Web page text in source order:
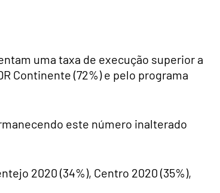
uma taxa de execução superior a
Continente (72%) e pelo programa
este número inalterado
2020 (34%), Centro 2020 (35%),